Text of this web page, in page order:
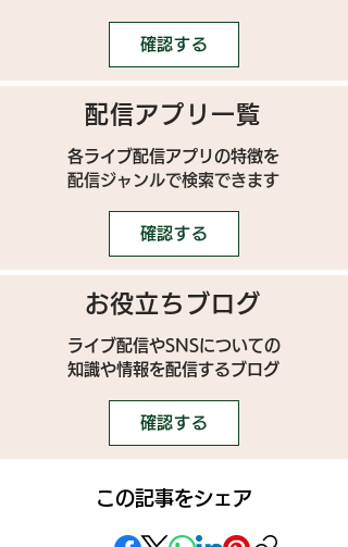
確認する
配信アプリ一覧
各ライブ配信アプリの特徴を
配信ジャンルで検索できます
確認する
お役立ちブログ
ライブ配信やSNSについての
​知識や情報を配信するブログ
確認する
この記事をシェア